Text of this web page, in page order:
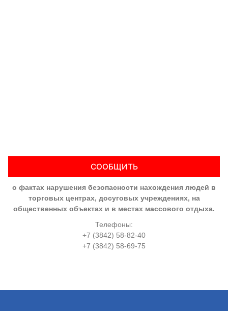
СООБЩИТЬ
о фактах нарушения безопасности нахождения людей в
торговых центрах, досуговых учреждениях, на
общественных объектах и в местах массового отдыха.
Телефоны:
+7 (3842) 58-82-40
+7 (3842) 58-69-75